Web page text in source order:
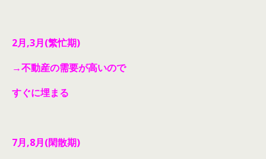
2月,3月(繁忙期)
→不動産の需要が高いので
すぐに埋まる
7月,8月(閑散期)